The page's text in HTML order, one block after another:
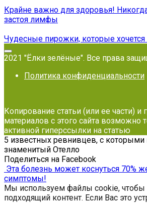
Крайне важно для здоровья!
застоя лимфы
Чудесные пирожки, которые хочется
2021 "Ёлки зелёные". Все права
Политика конфиденциальности
Копирование статьи (или ее части) и
материалов с этого сайта возможно
активной гиперссылки на статью
5 известных ревнивцев, с которыми
знаменитый Отелло
Поделиться на Facebook
Эта болезнь может коснуться 70%
симптомы!
Мы используем файлы cookie, чтобы
подходящий контент. Если Вас это